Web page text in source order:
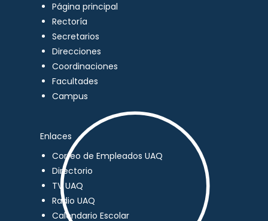
Página principal
Rectoría
Secretarios
Direcciones
Coordinaciones
Facultades
Campus
Enlaces
Correo de Empleados UAQ
Directorio
TV UAQ
Radio UAQ
Calendario Escolar